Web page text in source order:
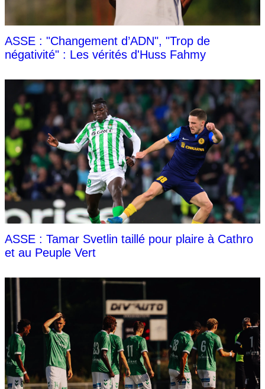
ASSE : "Changement d’ADN", "Trop de
négativité" : Les vérités d'Huss Fahmy
ASSE : Tamar Svetlin taillé pour plaire à Cathro
et au Peuple Vert